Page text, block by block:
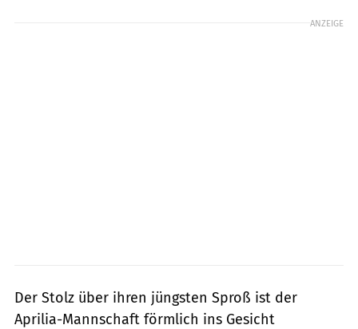
ANZEIGE
Der Stolz über ihren jüngsten Sproß ist der
Aprilia-Mannschaft förmlich ins Gesicht